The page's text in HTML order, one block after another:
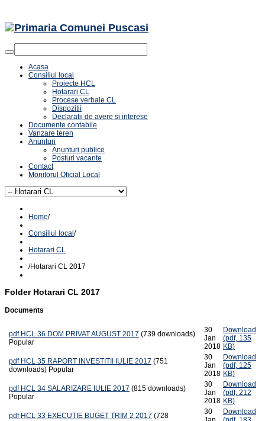
Acasa
Consiliul local
Proiecte HCL
Hotarari CL
Procese verbale CL
Dispozitii
Declaratii de avere si interese
Documente contabile
Vanzare teren
Anunturi
Anunturi publice
Posturi vacante
Contact
Monitorul Oficial Local
Home/
Consiliul local/
Hotarari CL
/Hotarari CL 2017
Folder Hotarari CL 2017
Documents
pdf HCL 36 DOM PRIVAT AUGUST 2017 (739 downloads)
Popular
30
Jan
2018
Download
(pdf, 135
KB)
pdf HCL 35 RAPORT INVESTITII IULIE 2017 (751
downloads) Popular
30
Jan
2018
Download
(pdf, 125
KB)
pdf HCL 34 SALARIZARE IULIE 2017 (815 downloads)
Popular
30
Jan
2018
Download
(pdf, 212
KB)
pdf HCL 33 EXECUTIE BUGET TRIM 2 2017 (728
30
Download